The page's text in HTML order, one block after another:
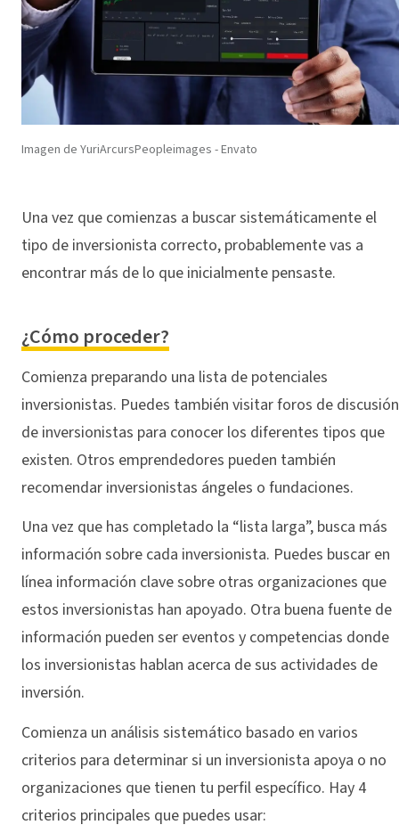
Imagen de YuriArcursPeopleimages - Envato
Una vez que comienzas a buscar sistemáticamente el
tipo de inversionista correcto, probablemente vas a
encontrar más de lo que inicialmente pensaste.
¿Cómo proceder?
Comienza preparando una lista de potenciales
inversionistas. Puedes también visitar foros de discusión
de inversionistas para conocer los diferentes tipos que
existen. Otros emprendedores pueden también
recomendar inversionistas ángeles o fundaciones.
Una vez que has completado la “lista larga”, busca más
información sobre cada inversionista. Puedes buscar en
línea información clave sobre otras organizaciones que
estos inversionistas han apoyado. Otra buena fuente de
información pueden ser eventos y competencias donde
los inversionistas hablan acerca de sus actividades de
inversión.
Comienza un análisis sistemático basado en varios
criterios para determinar si un inversionista apoya o no
organizaciones que tienen tu perfil específico. Hay 4
criterios principales que puedes usar: